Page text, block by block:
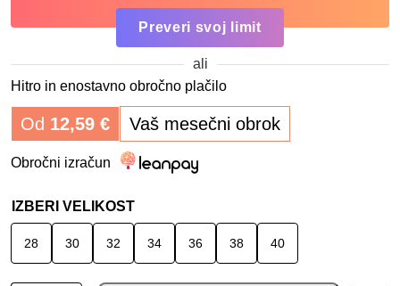
Preveri svoj limit
ali
Hitro in enostavno obročno plačilo
Od 12,59 € Vaš mesečni obrok
Obročni izračun
IZBERI VELIKOST
28 30 32 34 36 38 40